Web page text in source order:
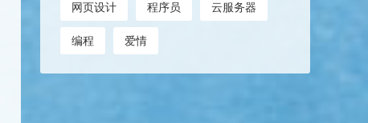
网页设计 程序员 云服务器
编程 爱情